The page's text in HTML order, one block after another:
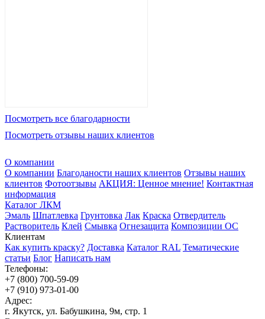
Посмотреть все благодарности
Посмотреть отзывы наших клиентов
О компании
О компании Благоданости наших клиентов Отзывы наших
клиентов Фотоотзывы АКЦИЯ: Ценное мнение! Контактная
информация
Каталог ЛКМ
Эмаль Шпатлевка Грунтовка Лак Краска Отвердитель
Растворитель Клей Смывка Огнезащита Композиции ОС
Клиентам
Как купить краску? Доставка Каталог RAL Тематические
статьи Блог Написать нам
Телефоны:
+7 (800) 700-59-09
+7 (910) 973-01-00
Адрес:
г. Якутск, ул. Бабушкина, 9м, стр. 1